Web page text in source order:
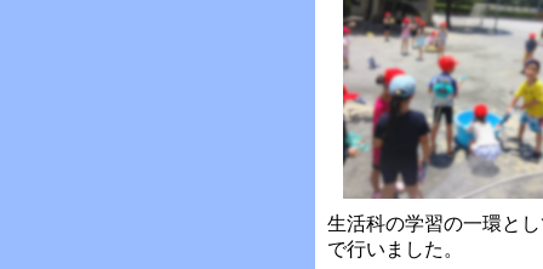
生活科の学習の一環と
で行いました。